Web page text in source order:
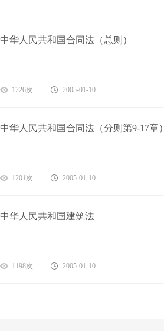
中华人民共和国合同法（总则）
1226次 2005-01-10
中华人民共和国合同法（分则第9-17章）
1201次 2005-01-10
中华人民共和国建筑法
1198次 2005-01-10